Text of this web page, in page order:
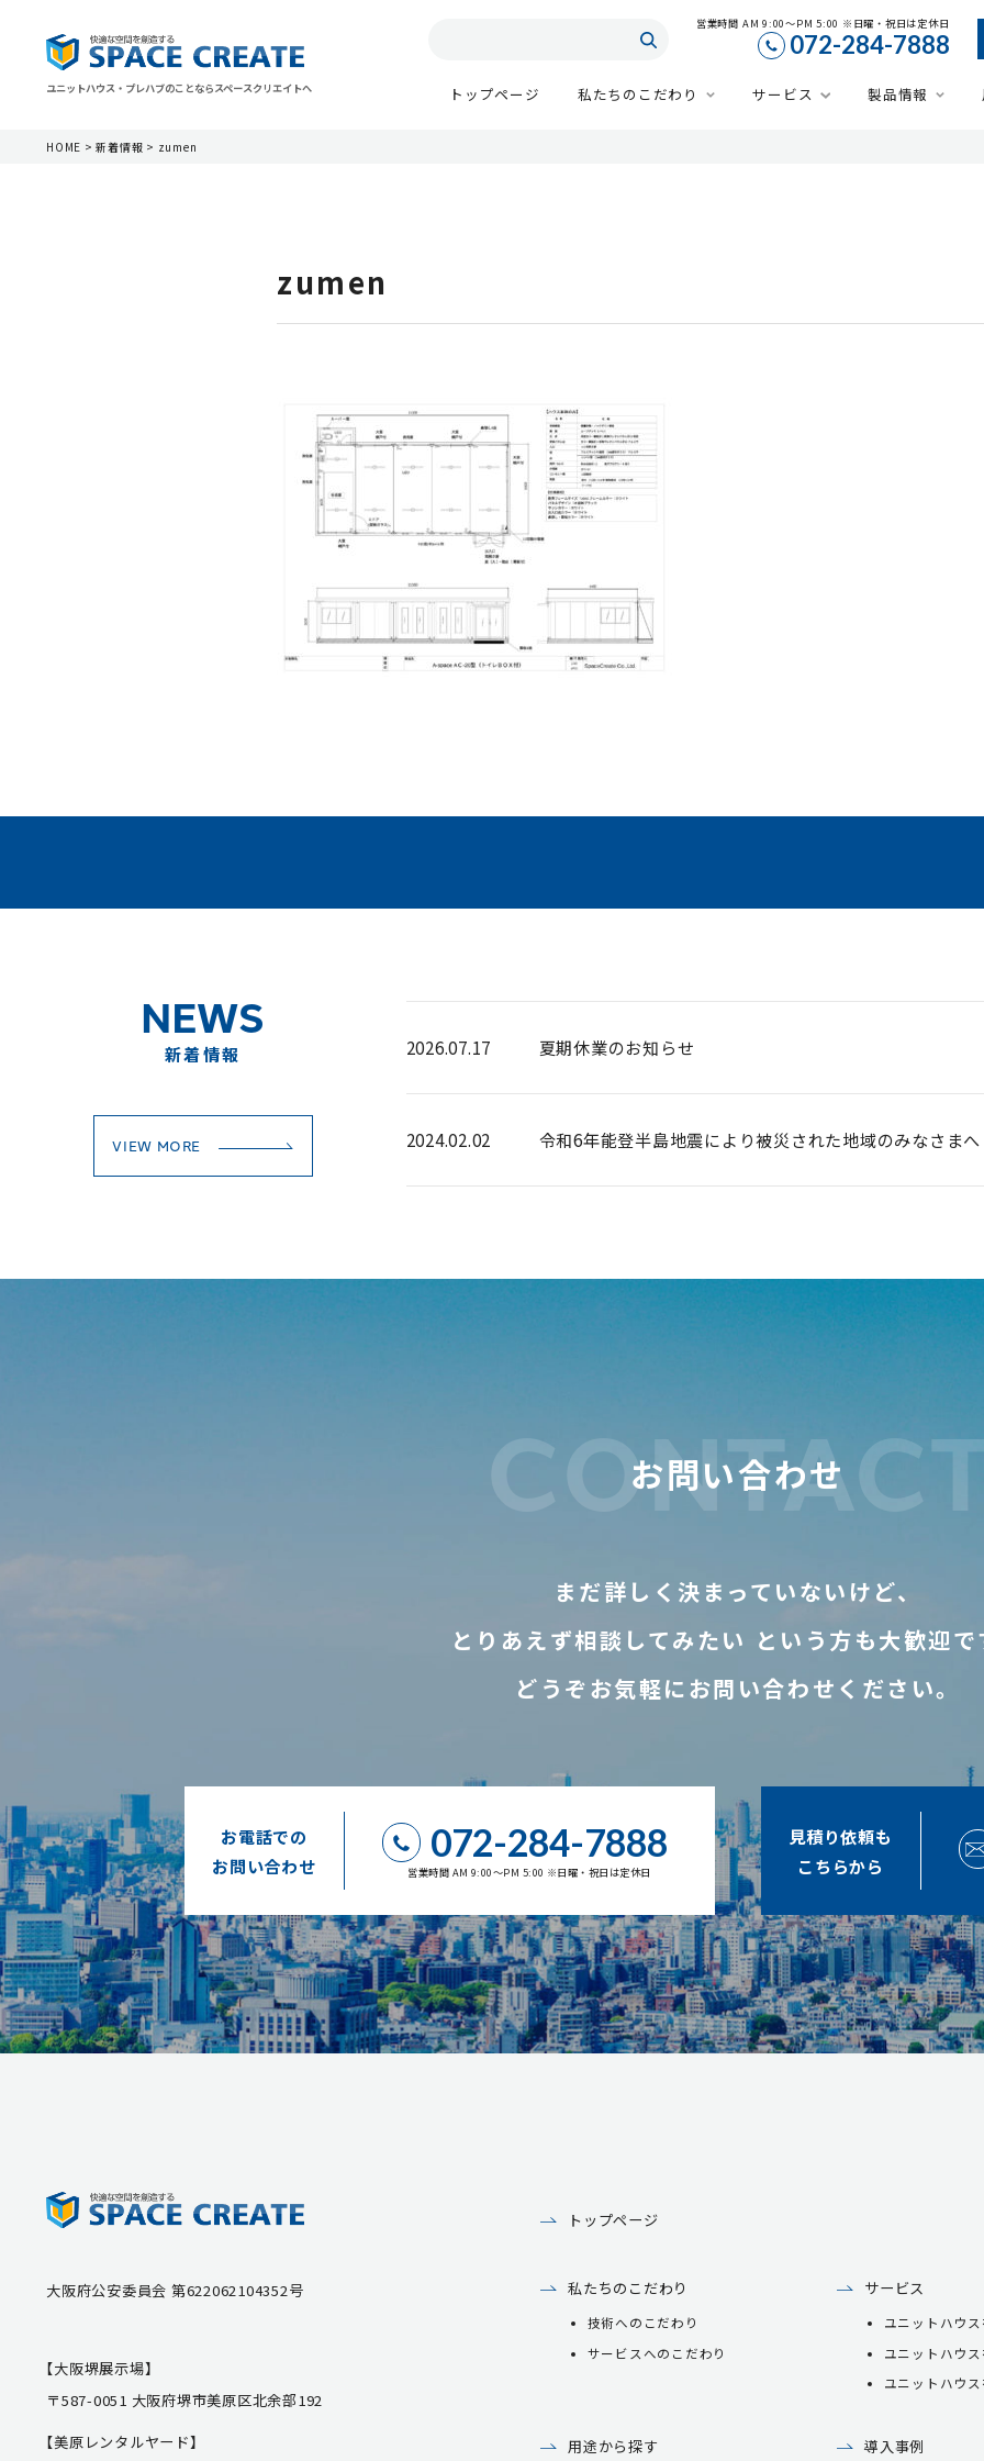
ユニットハウス・プレハブのことならスペースクリエイトへ
営業時間 AM 9:00～PM 5:00 ※日曜・祝日は定休日
072-284-7888
トップページ 私たちのこだわり サービス 製品情報
HOME >新着情報 > zumen
zumen
NEWS
新着情報
VIEW MORE
2026.07.17 夏期休業のお知らせ
2024.02.02 令和6年能登半島地震により被災された地域のみなさまへ
お問い合わせ
まだ詳しく決まっていないけど、
とりあえず相談してみたい という方も大歓迎で
どうぞお気軽にお問い合わせください。
お電話での
お問い合わせ
072-284-7888
営業時間 AM 9:00～PM 5:00 ※日曜・祝日は定休日
見積り依頼も
こちらから
大阪府公安委員会 第622062104352号
【大阪堺展示場】
〒587-0051 大阪府堺市美原区北余部192
【美原レンタルヤード】
トップページ
私たちのこだわり
技術へのこだわり
サービスへのこだわり
サービス
ユニットハウ
ユニットハウ
ユニットハウ
用途から探す 導入事例